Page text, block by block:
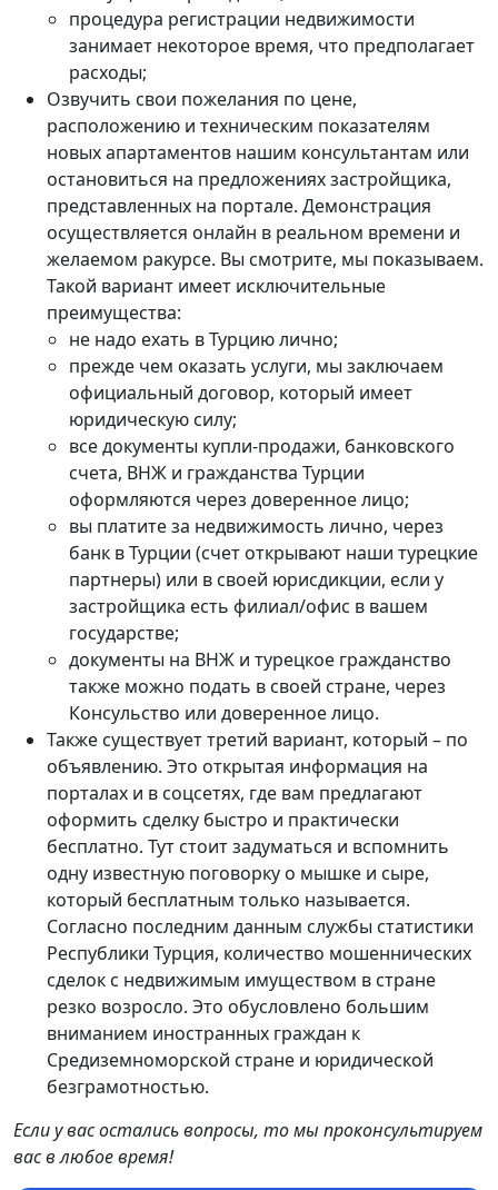
процедура регистрации недвижимости
занимает некоторое время, что предполагает
расходы;
Озвучить свои пожелания по цене,
расположению и техническим показателям
новых апартаментов нашим консультантам или
остановиться на предложениях застройщика,
представленных на портале. Демонстрация
осуществляется онлайн в реальном времени и
желаемом ракурсе. Вы смотрите, мы показываем.
Такой вариант имеет исключительные
преимущества:
не надо ехать в Турцию лично;
прежде чем оказать услуги, мы заключаем
официальный договор, который имеет
юридическую силу;
все документы купли-продажи, банковского
счета, ВНЖ и гражданства Турции
оформляются через доверенное лицо;
вы платите за недвижимость лично, через
банк в Турции (счет открывают наши турецкие
партнеры) или в своей юрисдикции, если у
застройщика есть филиал/офис в вашем
государстве;
документы на ВНЖ и турецкое гражданство
также можно подать в своей стране, через
Консульство или доверенное лицо.
Также существует третий вариант, который – по
объявлению. Это открытая информация на
порталах и в соцсетях, где вам предлагают
оформить сделку быстро и практически
бесплатно. Тут стоит задуматься и вспомнить
одну известную поговорку о мышке и сыре,
который бесплатным только называется.
Согласно последним данным службы статистики
Республики Турция, количество мошеннических
сделок с недвижимым имуществом в стране
резко возросло. Это обусловлено большим
вниманием иностранных граждан к
Средиземноморской стране и юридической
безграмотностью.
Если у вас остались вопросы, то мы проконсультируем
вас в любое время!